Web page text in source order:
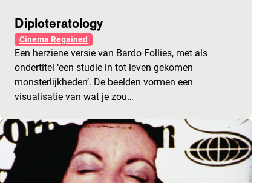
Diploteratology
Cinema Regained
Een herziene versie van Bardo Follies, met als
ondertitel ‘een studie in tot leven gekomen
monsterlijkheden’. De beelden vormen een
visualisatie van wat je zou…